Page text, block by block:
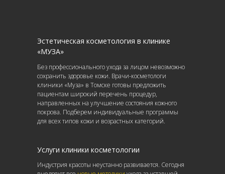
Эстетическая косметология в клинике
«МУЗА»
Без профессионального ухода за лицом невозможно
сохранить здоровье кожи. Врачи-косметологи
клиники «Муза» в Томске готовы предложить
пациентам широкий перечень процедур,
направленных на улучшение состояния кожного
покрова. Подберем индивидуальные программы
для всех типов кожи и возрастных категорий.
Услуги клиники косметологии
Индустрия красоты неустанно развивается. Сегодня